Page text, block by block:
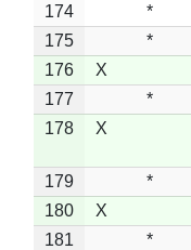
174
*
175
*
176
X
177
*
178
X
179 *
180
X
181
*